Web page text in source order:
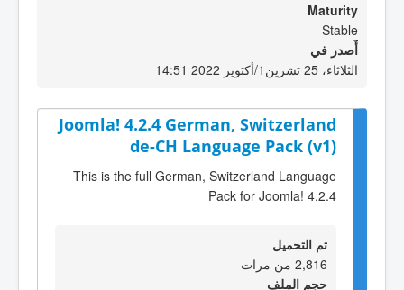
Maturity
Stable
أٌصدر في
الثلاثاء، 25 تشرين1/أكتوير 2022 14:51
Joomla! 4.2.4 German, Switzerland
de-CH Language Pack (v1)
This is the full German, Switzerland Language
Pack for Joomla! 4.2.4
تم التحميل
2,816 من مرات
حجم الملف